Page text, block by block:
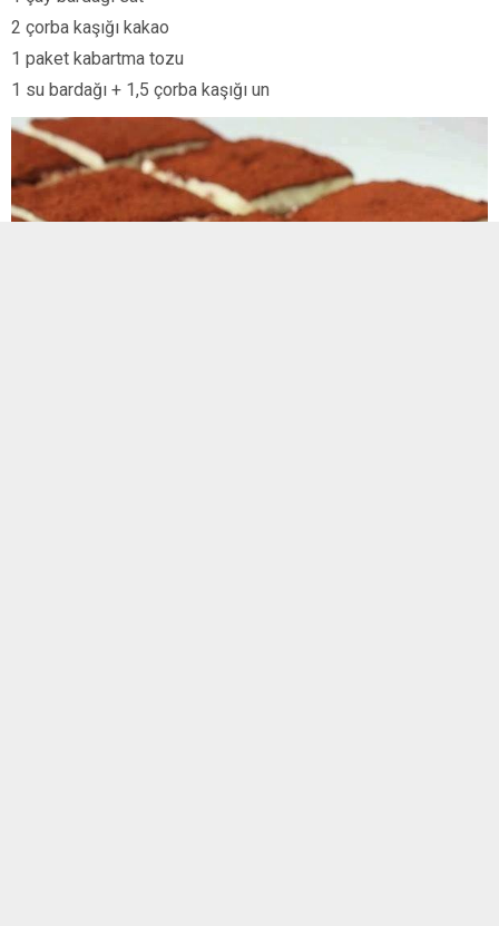
2 çorba kaşığı kakao
1 paket kabartma tozu
1 su bardağı + 1,5 çorba kaşığı un